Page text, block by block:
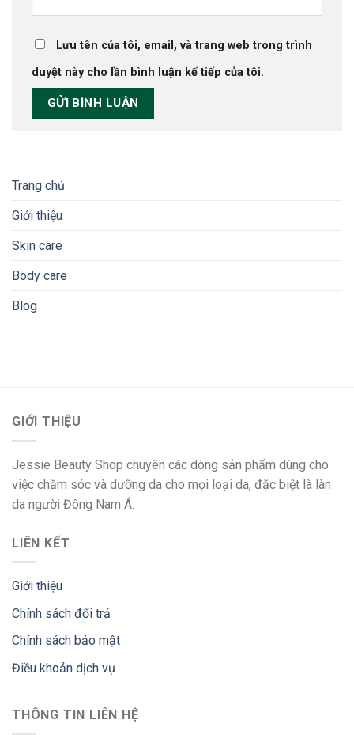
Lưu tên của tôi, email, và trang web trong trình
duyệt này cho lần bình luận kế tiếp của tôi.
Trang chủ
Giới thiệu
Skin care
Body care
Blog
GIỚI THIỆU
Jessie Beauty Shop chuyên các dòng sản phẩm dùng cho
việc chăm sóc và dưỡng da cho mọi loại da, đặc biệt là làn
da người Đông Nam Á.
LIÊN KẾT
Giới thiệu
Chính sách đổi trả
Chính sách bảo mật
Điều khoản dịch vụ
THÔNG TIN LIÊN HỆ